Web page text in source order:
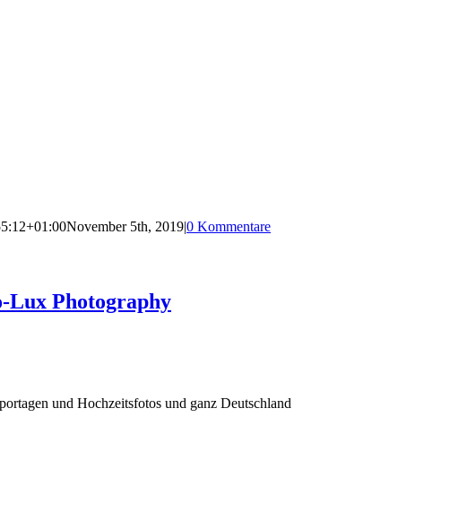
November 5th, 2019|0 Kommentare
Lux Photography
und Hochzeitsfotos und ganz Deutschland